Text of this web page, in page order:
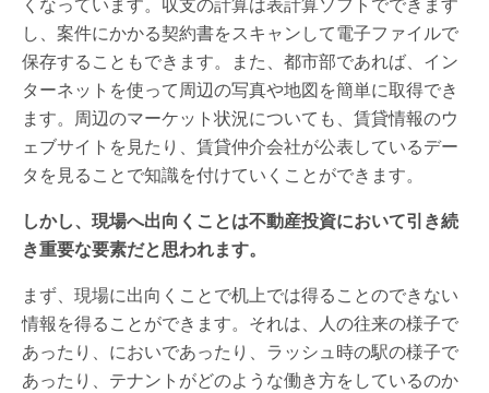
し、案件にかかる契約書をスキャンして電子ファイルで
保存することもできます。また、都市部であれば、イン
ターネットを使って周辺の写真や地図を簡単に取得でき
ます。周辺のマーケット状況についても、賃貸情報のウ
ェブサイトを見たり、賃貸仲介会社が公表しているデー
タを見ることで知識を付けていくことができます。
しかし、現場へ出向くことは不動産投資において引き続
き重要な要素だと思われます。
まず、現場に出向くことで机上では得ることのできない
情報を得ることができます。それは、人の往来の様子で
あったり、においであったり、ラッシュ時の駅の様子で
あったり、テナントがどのような働き方をしているのか